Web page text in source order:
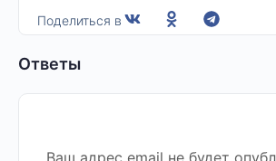
Поделиться в
Ответы
Ваш адрес email не будет